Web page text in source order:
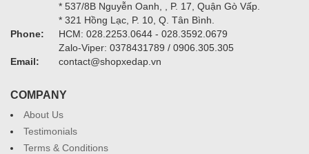
* 537/8B Nguyễn Oanh, , P. 17, Quận Gò Vấp.
* 321 Hồng Lạc, P. 10, Q. Tân Bình.
Phone:
HCM: 028.2253.0644 - 028.3592.0679
Zalo-Viper: 0378431789 / 0906.305.305
Email:
contact@shopxedap.vn
COMPANY
About Us
Testimonials
Terms & Conditions